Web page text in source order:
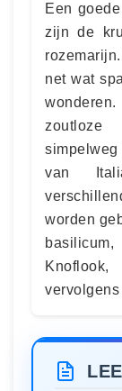
Een
zijn de
net wat
van
worden